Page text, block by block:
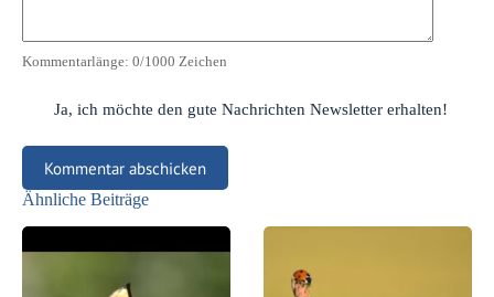
Kommentarlänge: 0/1000 Zeichen
Ja, ich möchte den gute Nachrichten Newsletter erhalten!
Kommentar abschicken
Ähnliche Beiträge